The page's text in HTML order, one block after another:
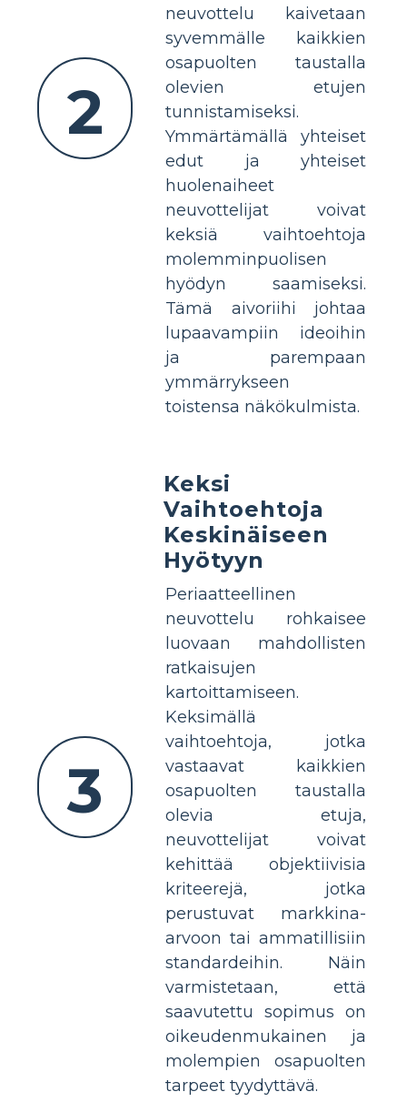
2
neuvottelu kaivetaan
syvemmälle kaikkien
osapuolten taustalla
olevien etujen
tunnistamiseksi.
Ymmärtämällä yhteiset
edut ja yhteiset
huolenaiheet
neuvottelijat voivat
keksiä vaihtoehtoja
molemminpuolisen
hyödyn saamiseksi.
Tämä aivoriihi johtaa
lupaavampiin ideoihin
ja parempaan
ymmärrykseen
toistensa näkökulmista.
3
Keksi
Vaihtoehtoja
Keskinäiseen
Hyötyyn
Periaatteellinen
neuvottelu rohkaisee
luovaan mahdollisten
ratkaisujen
kartoittamiseen.
Keksimällä
vaihtoehtoja, jotka
vastaavat kaikkien
osapuolten taustalla
olevia etuja,
neuvottelijat voivat
kehittää objektiivisia
kriteerejä, jotka
perustuvat markkina-
arvoon tai ammatillisiin
standardeihin. Näin
varmistetaan, että
saavutettu sopimus on
oikeudenmukainen ja
molempien osapuolten
tarpeet tyydyttävä.